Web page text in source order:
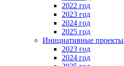
2022 год
2023 год
2024 год
2025 год
Инициативные проекты
2023 год
2024 год